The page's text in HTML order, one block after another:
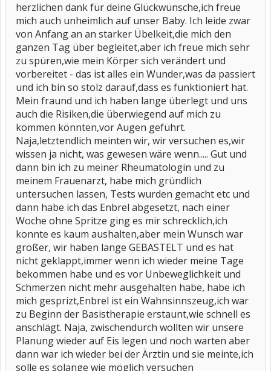
herzlichen dank für deine Glückwünsche,ich freue
mich auch unheimlich auf unser Baby. Ich leide zwar
von Anfang an an starker Übelkeit,die mich den
ganzen Tag über begleitet,aber ich freue mich sehr
zu spüren,wie mein Körper sich verändert und
vorbereitet - das ist alles ein Wunder,was da passiert
und ich bin so stolz darauf,dass es funktioniert hat.
Mein fraund und ich haben lange überlegt und uns
auch die Risiken,die überwiegend auf mich zu
kommen könnten,vor Augen geführt.
Naja,letztendlich meinten wir, wir versuchen es,wir
wissen ja nicht, was gewesen wäre wenn..... Gut und
dann bin ich zu meiner Rheumatologin und zu
meinem Frauenarzt, habe mich gründlich
untersuchen lassen, Tests wurden gemacht etc und
dann habe ich das Enbrel abgesetzt, nach einer
Woche ohne Spritze ging es mir schrecklich,ich
konnte es kaum aushalten,aber mein Wunsch war
größer, wir haben lange GEBASTELT und es hat
nicht geklappt,immer wenn ich wieder meine Tage
bekommen habe und es vor Unbeweglichkeit und
Schmerzen nicht mehr ausgehalten habe, habe ich
mich gesprizt,Enbrel ist ein Wahnsinnszeug,ich war
zu Beginn der Basistherapie erstaunt,wie schnell es
anschlägt. Naja, zwischendurch wollten wir unsere
Planung wieder auf Eis legen und noch warten aber
dann war ich wieder bei der Ärztin und sie meinte,ich
solle es solange wie möglich versuchen